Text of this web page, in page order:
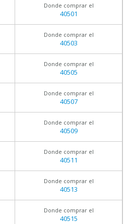
Donde comprar el
40501
Donde comprar el
40503
Donde comprar el
40505
Donde comprar el
40507
Donde comprar el
40509
Donde comprar el
40511
Donde comprar el
40513
Donde comprar el
40515